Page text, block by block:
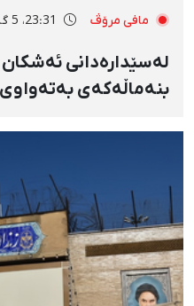
مافی مرۆڤ 23:31، 5 گەلاوێژ 2726
لەسێدارەدانی ئەشکان
بنەماڵەکەی